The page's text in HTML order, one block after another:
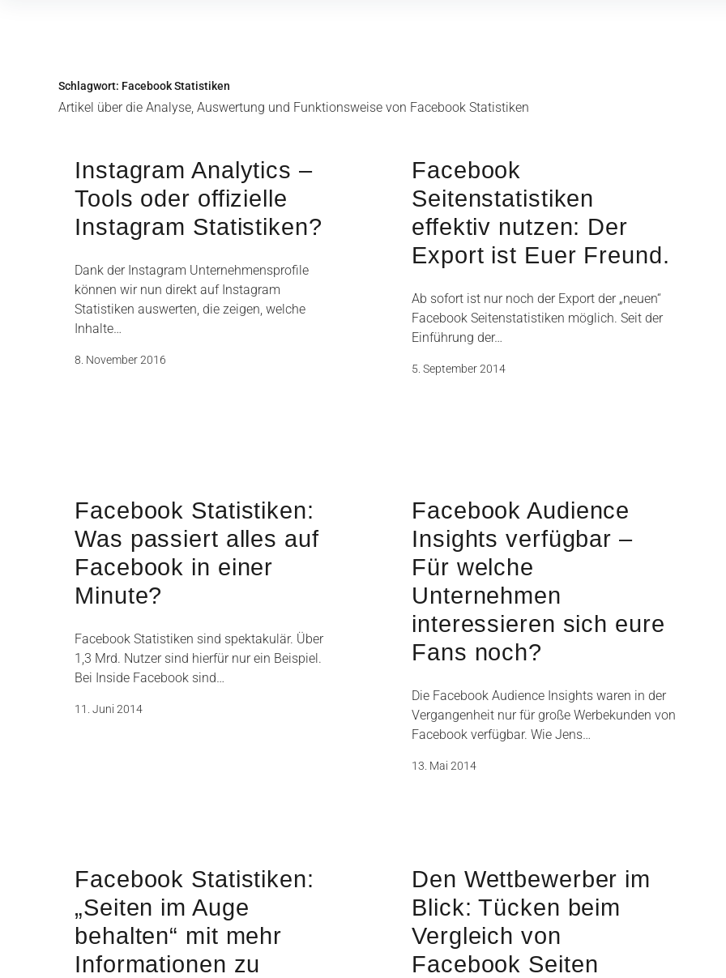
Schlagwort: Facebook Statistiken
Artikel über die Analyse, Auswertung und Funktionsweise von Facebook Statistiken
Instagram Analytics –
Tools oder offizielle
Instagram Statistiken?
Dank der Instagram Unternehmensprofile
können wir nun direkt auf Instagram
Statistiken auswerten, die zeigen, welche
Inhalte…
8. November 2016
Facebook
Seitenstatistiken
effektiv nutzen: Der
Export ist Euer Freund.
Ab sofort ist nur noch der Export der „neuen“
Facebook Seitenstatistiken möglich. Seit der
Einführung der…
5. September 2014
Facebook Statistiken:
Was passiert alles auf
Facebook in einer
Minute?
Facebook Statistiken sind spektakulär. Über
1,3 Mrd. Nutzer sind hierfür nur ein Beispiel.
Bei Inside Facebook sind…
11. Juni 2014
Facebook Audience
Insights verfügbar –
Für welche
Unternehmen
interessieren sich eure
Fans noch?
Die Facebook Audience Insights waren in der
Vergangenheit nur für große Werbekunden von
Facebook verfügbar. Wie Jens…
13. Mai 2014
Facebook Statistiken:
„Seiten im Auge
behalten“ mit mehr
Informationen zu
Den Wettbewerber im
Blick: Tücken beim
Vergleich von
Facebook Seiten